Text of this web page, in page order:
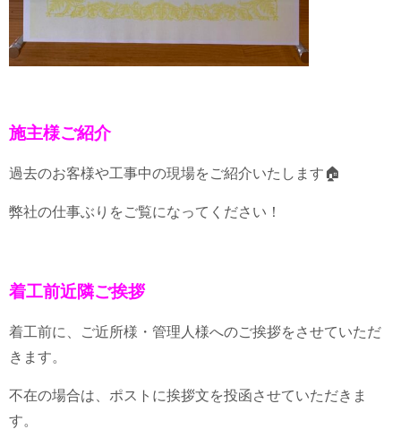
施主様ご紹介
過去のお客様や工事中の現場をご紹介いたします🏠
弊社の仕事ぶりをご覧になってください！
着工前近隣ご挨拶
着工前に、ご近所様・管理人様へのご挨拶をさせていただ
きます。
不在の場合は、ポストに挨拶文を投函させていただきま
す。